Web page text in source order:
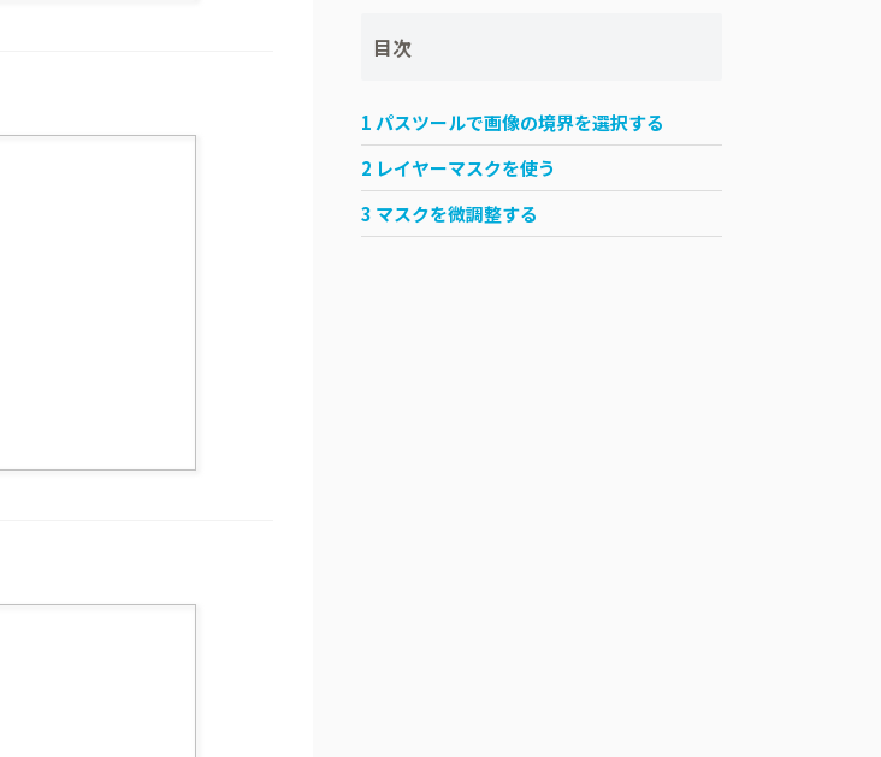
目次
1 パスツールで画像の境界を選択する
2 レイヤーマスクを使う
3 マスクを微調整する